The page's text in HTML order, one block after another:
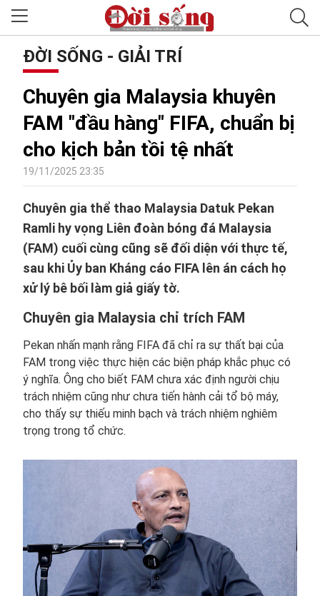
ĐỜI SỐNG - GIẢI TRÍ
Chuyên gia Malaysia khuyên
FAM "đầu hàng" FIFA, chuẩn bị
cho kịch bản tồi tệ nhất
19/11/2025 23:35
Chuyên gia thể thao Malaysia Datuk Pekan
Ramli hy vọng Liên đoàn bóng đá Malaysia
(FAM) cuối cùng cũng sẽ đối diện với thực tế,
sau khi Ủy ban Kháng cáo FIFA lên án cách họ
xử lý bê bối làm giả giấy tờ.
Chuyên gia Malaysia chỉ trích FAM
Pekan nhấn mạnh rằng FIFA đã chỉ ra sự thất bại của
FAM trong việc thực hiện các biện pháp khắc phục có
ý nghĩa. Ông cho biết FAM chưa xác định người chịu
trách nhiệm cũng như chưa tiến hành cải tổ bộ máy,
cho thấy sự thiếu minh bạch và trách nhiệm nghiêm
trọng trong tổ chức.